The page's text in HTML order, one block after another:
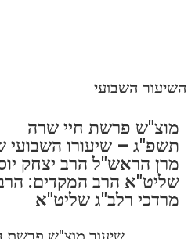
השיעור השבועי
מוצ"ש פרשת חיי שרה
תשפ"ג – שיעורו השבועי
מרן הראש"ל הרב יצחק
שליט"א הרב המקדים:
מרדכי רלב"ג שליט"א